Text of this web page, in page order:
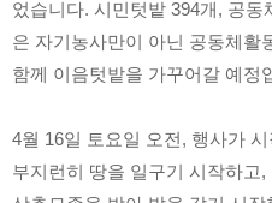
었습니다. 시민텃밭 394개, 공
은 자기농사만이 아닌 공동체활
함께 이음텃밭을 가꾸어갈 예정
4월 16일 토요일 오전, 행사가
부지런히 땅을 일구기 시작하고